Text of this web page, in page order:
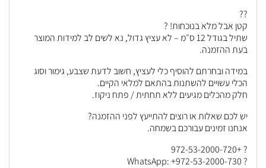
??
קטן אבל מלא בנוכחות! ?
שתיל בגודל 12 ס״מ – לא עציץ גדול, נא לשים לב למידות המוצר
בעת ההזמנה.
במידה ובחרתם להוסיף כלי לעציץ, חשוב לדעת שצבע, גימור וסוג
הכלי עשויים להשתנות בהתאם למלאי הקיים.
חלק מהכלים מגיעים ללא תחתית / פתח ניקוז.
יש לכם שאלות או רוצים להתייעץ לפני ההזמנה?
אנחנו זמינים עבורכם בשמחה.
? +972-53-2000-720
? WhatsApp: +972-53-2000-730